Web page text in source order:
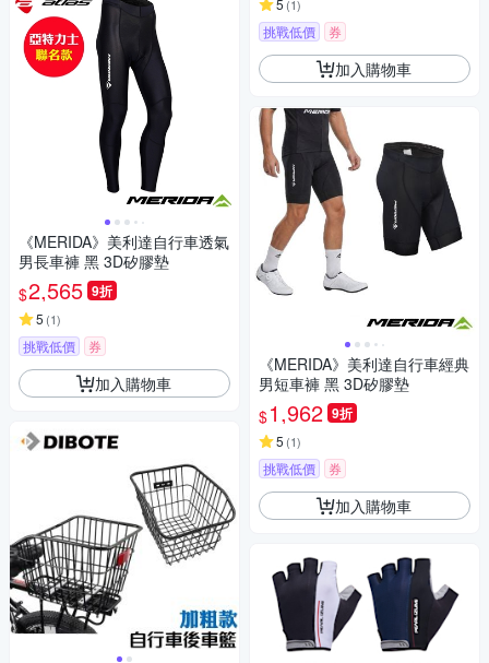
《MERIDA》美利達自行車透氣
男長車褲 黑 3D矽膠墊
$2,565 9折
5 (1)
挑戰低價 券
加入購物車
5 (1)
挑戰低價 券
加入購物車
《MERIDA》美利達自行車經典
男短車褲 黑 3D矽膠墊
$1,962 9折
5 (1)
挑戰低價 券
加入購物車